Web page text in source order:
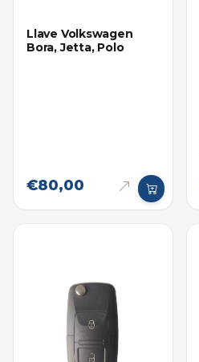
Llave Volkswagen
Bora, Jetta, Polo
€80,00